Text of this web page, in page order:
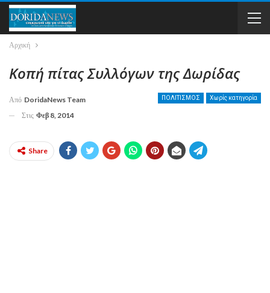
Αρχική
Κοπή πίτας Συλλόγων της Δωρίδας
ΠΟΛΙΤΙΣΜΟΣ Χωρίς κατηγορία
Από DoridaNews Team
Στις Φεβ 8, 2014
Share